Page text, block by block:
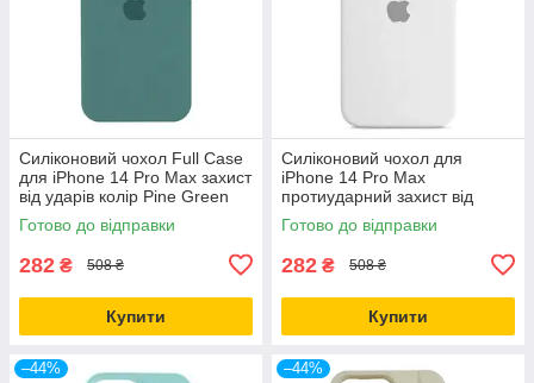
Силіконовий чохол Full Case
для iPhone 14 Pro Max захист
від ударів колір Pine Green
Готово до відправки
282 ₴ 508 ₴
Купити
Силіконовий чохол для
iPhone 14 Pro Max
протиударний захист від
падінь колір Білий
Готово до відправки
282 ₴ 508 ₴
Купити
–44% –44%